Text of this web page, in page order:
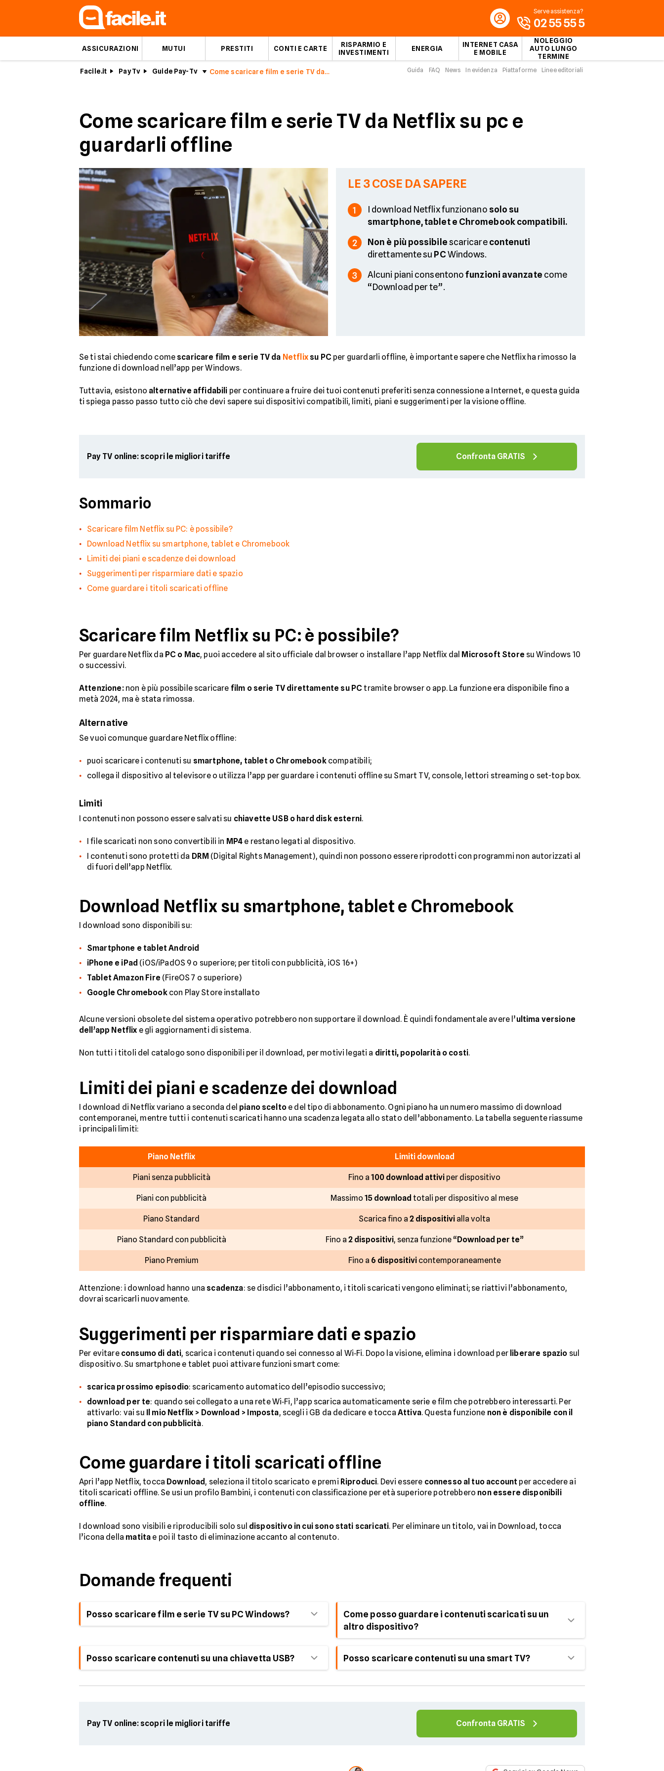
ASSICURAZIONI MUTUI PRESTITI CONTI E CARTE
RISPARMIO E
INVESTIMENTI
ENERGIA
INTERNET CASA
E MOBILE
NOLEGGIO
AUTO LUNGO
TERMINE
Serve assistenza?
02 55 55 5
Facile.it Pay Tv Guide Pay-Tv Come scaricare film e serie TV da Netflix Guida FAQ News In evidenza Piattaforme Linee editoriali
Come scaricare film e serie TV da Netflix su pc e
guardarli offline
LE 3 COSE DA SAPERE
1 I download Netflix funzionano solo su
smartphone, tablet e Chromebook compatibili.
2 Non è più possibilescaricarecontenuti
direttamente su PCWindows.
3 Alcuni piani consentonofunzioni avanzate come
“Download per te”.
Se ti stai chiedendo come scaricare film e serie TV da Netflix su PC per guardarli offline, è importante sapere che Netflix ha rimosso la
funzione di download nell’app per Windows.
Tuttavia, esistono alternative affidabili per continuare a fruire dei tuoi contenuti preferiti senza connessione a Internet, e questa guida
ti spiega passo passo tutto ciò che devi sapere sui dispositivi compatibili, limiti, piani e suggerimenti per la visione offline.
Pay TV online: scopri le migliori tariffe Confronta GRATIS
Sommario
Scaricare film Netflix su PC: è possibile?
Download Netflix su smartphone, tablet e Chromebook
Limiti dei piani e scadenze dei download
Suggerimenti per risparmiare dati e spazio
Come guardare i titoli scaricati offline
Scaricare film Netflix su PC: è possibile?
Per guardare Netflix da PC o Mac, puoi accedere al sito ufficiale dal browser o installare l’app Netflix dal Microsoft Store su Windows 10
o successivi.
Attenzione:non è più possibile scaricare film o serie TV direttamente su PC tramite browser o app. La funzione era disponibile fino a
metà 2024, ma è stata rimossa.
Alternative
Se vuoi comunque guardare Netflix offline:
puoi scaricare i contenuti su smartphone, tablet o Chromebookcompatibili;
collega il dispositivo al televisore o utilizza l’app per guardare i contenuti offline su Smart TV, console, lettori streaming o set-top box.
Limiti
I contenuti non possono essere salvati su chiavette USB o hard disk esterni.
I file scaricati non sono convertibili in MP4 e restano legati al dispositivo.
I contenuti sono protetti da DRM (Digital Rights Management), quindi non possono essere riprodotti con programmi non autorizzati al
di fuori dell’app Netflix.
Download Netflix su smartphone, tablet e Chromebook
I download sono disponibili su:
Smartphone e tablet Android
iPhone e iPad (iOS/iPadOS 9 o superiore; per titoli con pubblicità, iOS 16+)
Tablet Amazon Fire (FireOS 7 o superiore)
Google Chromebookcon Play Store installato
Alcune versioni obsolete del sistema operativo potrebbero non supportare il download. È quindi fondamentale avere l’ultima versione
dell’app Netflix e gli aggiornamenti di sistema.
Non tutti i titoli del catalogo sono disponibili per il download, per motivi legati a diritti, popolarità o costi.
Limiti dei piani e scadenze dei download
I download di Netflix variano a seconda del piano sceltoe del tipo di abbonamento. Ogni piano ha un numero massimo di download
contemporanei, mentre tutti i contenuti scaricati hanno una scadenza legata allo stato dell’abbonamento. La tabella seguente riassume
i principali limiti:
Piano Netflix Limiti download
Piani senza pubblicità Fino a 100 download attivi per dispositivo
Piani con pubblicità Massimo 15 download totali per dispositivo al mese
Piano Standard Scarica fino a 2 dispositivi alla volta
Piano Standard con pubblicità Fino a 2 dispositivi, senza funzione “Download per te”
Piano Premium Fino a 6 dispositivicontemporaneamente
Attenzione: i download hanno una scadenza: se disdici l’abbonamento, i titoli scaricati vengono eliminati; se riattivi l’abbonamento,
dovrai scaricarli nuovamente.
Suggerimenti per risparmiare dati e spazio
Per evitare consumo di dati, scarica i contenuti quando sei connesso al Wi‑Fi. Dopo la visione, elimina i download per liberare spazio sul
dispositivo. Su smartphone e tablet puoi attivare funzioni smart come:
scarica prossimo episodio: scaricamento automatico dell’episodio successivo;
download per te: quando sei collegato a una rete Wi‑Fi, l’app scarica automaticamente serie e film che potrebbero interessarti. Per
attivarlo: vai su Il mio Netflix > Download > Imposta, scegli i GB da dedicare e tocca Attiva. Questa funzione non è disponibile con il
piano Standard con pubblicità.
Come guardare i titoli scaricati offline
Apri l’app Netflix, tocca Download , seleziona il titolo scaricato e premi Riproduci. Devi essere connesso al tuo account per accedere ai
titoli scaricati offline. Se usi un profilo Bambini, i contenuti con classificazione per età superiore potrebbero non essere disponibili
offline.
I download sono visibili e riproducibili solo sul dispositivo in cui sono stati scaricati. Per eliminare un titolo, vai in Download, tocca
l’icona della matita e poi il tasto di eliminazione accanto al contenuto.
Domande frequenti
Posso scaricare film e serie TV su PC Windows?
Come posso guardare i contenuti scaricati su un
altro dispositivo?
stati scaricatie non possono essere trasferiti su altri
dispositivi.
Posso scaricare contenuti su una chiavetta USB? Posso scaricare contenuti su una smart TV?
Pay TV online: scopri le migliori tariffe
Confronta GRATIS